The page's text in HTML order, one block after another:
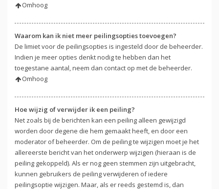
Omhoog
Waarom kan ik niet meer peilingsopties toevoegen?
De limiet voor de peilingsopties is ingesteld door de beheerder.
Indien je meer opties denkt nodig te hebben dan het
toegestane aantal, neem dan contact op met de beheerder.
Omhoog
Hoe wijzig of verwijder ik een peiling?
Net zoals bij de berichten kan een peiling alleen gewijzigd
worden door degene die hem gemaakt heeft, en door een
moderator of beheerder. Om de peiling te wijzigen moet je het
allereerste bericht van het onderwerp wijzigen (hieraan is de
peiling gekoppeld). Als er nog geen stemmen zijn uitgebracht,
kunnen gebruikers de peiling verwijderen of iedere
peilingsoptie wijzigen. Maar, als er reeds gestemd is, dan